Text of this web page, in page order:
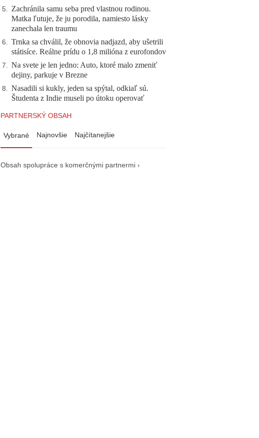
5. Zachránila samu seba pred vlastnou rodinou.
Matka ľutuje, že ju porodila, namiesto lásky
zanechala len traumu
6. Trnka sa chválil, že obnovia nadjazd, aby ušetrili
státisíce. Reálne prídu o 1,8 milióna z eurofondov
7. Na svete je len jedno: Auto, ktoré malo zmeniť
dejiny, parkuje v Brezne
8. Nasadili si kukly, jeden sa spýtal, odkiaľ sú.
Študenta z Indie museli po útoku operovať
PARTNERSKÝ OBSAH
Vybrané Najnovšie Najčítanejšie
Obsah spolupráce s komerčnými partnermi ›